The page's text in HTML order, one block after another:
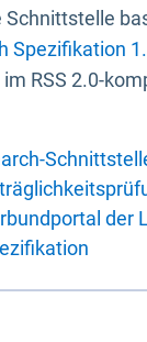
Schnittstelle
Spezifikation
im RSS 2.0-
der